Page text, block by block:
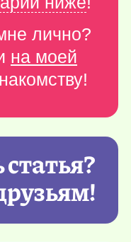
лично?
на моей